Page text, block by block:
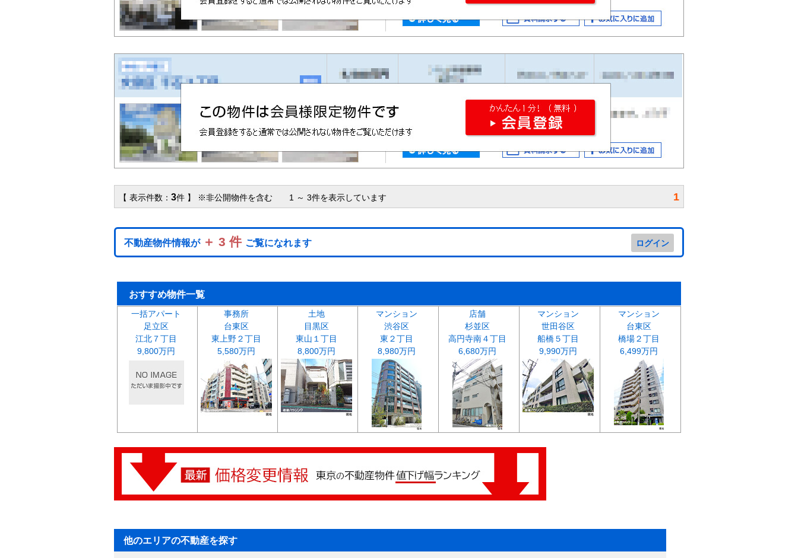
【 表示件数： 3件 】 ※非公開物件を含む 1 ～ 3件を表示しています 1
不動産物件情報が ＋ 3 件 ご覧になれます ログイン
おすすめ物件一覧
一括アパート
足立区
江北７丁目
9,800万円
事務所
台東区
東上野２丁目
5,580万円
土地
目黒区
東山１丁目
8,800万円
マンション
渋谷区
東２丁目
8,980万円
店舗
杉並区
高円寺南４丁目
6,680万円
マンション
世田谷区
船橋５丁目
9,990万円
マンション
台東区
橋場２丁目
6,499万円
他のエリアの不動産を探す